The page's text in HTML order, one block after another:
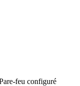
feu configuré